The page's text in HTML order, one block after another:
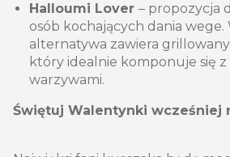
Halloumi Lover – propozycja
osób kochających dania wege.
alternatywa zawiera
który idealnie komponuje się z
warzywami.
Świętuj Walentynki wcześniej